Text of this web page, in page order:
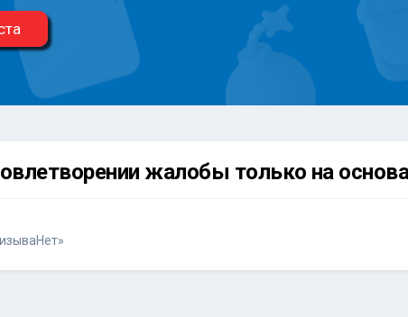
жалобы только на